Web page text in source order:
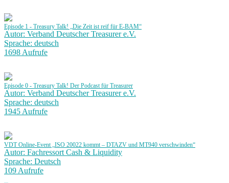
Episode 1 - Treasury Talk! „Die Zeit ist reif für E-BAM“
Autor: Verband Deutscher Treasurer e.V.
Sprache: deutsch
1698 Aufrufe
Episode 0 - Treasury Talk! Der Podcast für Treasurer
Autor: Verband Deutscher Treasurer e.V.
Sprache: deutsch
1945 Aufrufe
VDT Online-Event „ISO 20022 kommt – DTAZV und MT940 verschwinden“
Autor: Fachressort Cash & Liquidity
Sprache: Deutsch
109 Aufrufe